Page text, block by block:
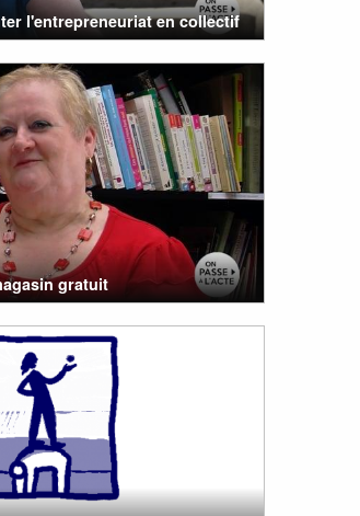
l'entrepreneuriat en collectif
gratuit